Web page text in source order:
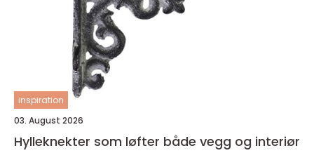
inspiration
03. August 2026
Hylleknekter som løfter både vegg og interiør